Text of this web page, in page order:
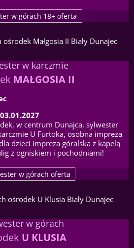
w górach 18+ oferta
w karczmie
MAŁGOSIA II
w centrum Dunajca, sylwester
U Furtoka, osobna impreza
dzieci impreza góralska z kapelą
z ogniskiem i pochodniami!
w górach oferta
w górach
U KLUSIA